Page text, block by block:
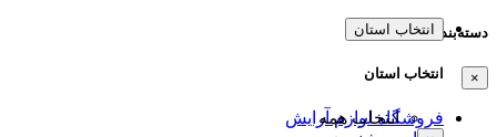
دسته‌بندی‌ها
×
فروشگاه لوازم آرایش
انتخاب استان
انتخاب استان
انتخاب همه